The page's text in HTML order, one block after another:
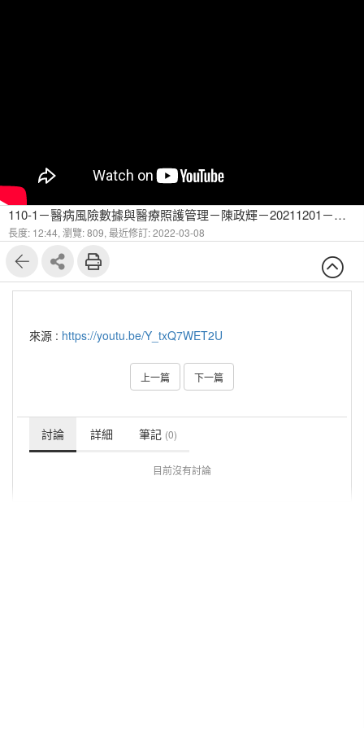
110-1－醫病風險數據與醫療照護管理－陳政輝－20211201－模型參數評估的數學方法-8
長度: 12:44, 瀏覽: 809, 最近修訂: 2022-03-08
來源 : https://youtu.be/Y_txQ7WET2U
上一篇 下一篇
討論 詳細 筆記 (0)
目前沒有討論